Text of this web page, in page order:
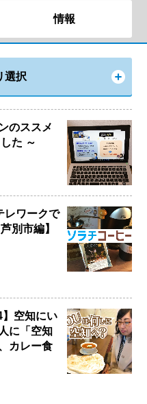
情報
選択
のススメ
た ～
レワークで
別市編】
】空知にい
に「空知
カレー食